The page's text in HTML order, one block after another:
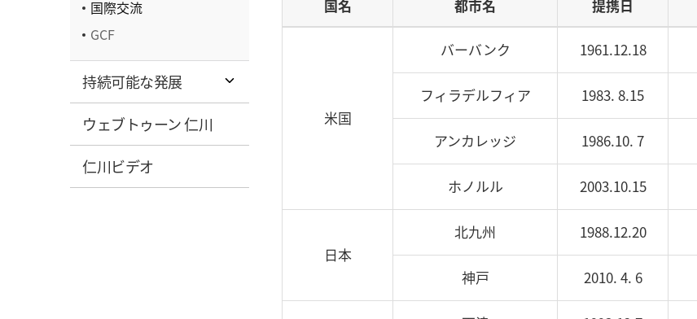
国際交流
GCF
持続可能な発展
ウェブトゥーン 仁川
仁川ビデオ
国名 都市名 提携日
米国
バーバンク 1961.12.18
フィラデルフィア 1983. 8.15
アンカレッジ 1986.10. 7
ホノルル 2003.10.15
日本
北九州 1988.12.20
神戸 2010. 4. 6